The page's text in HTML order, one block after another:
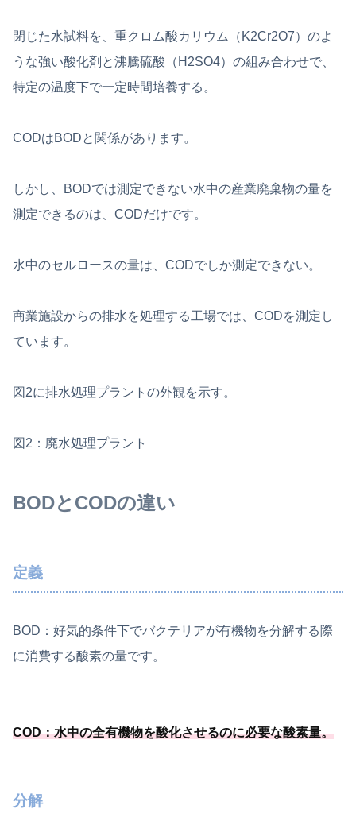
閉じた水試料を、重クロム酸カリウム（K2Cr2O7）のよ
うな強い酸化剤と沸騰硫酸（H2SO4）の組み合わせで、
特定の温度下で一定時間培養する。
CODはBODと関係があります。
しかし、BODでは測定できない水中の産業廃棄物の量を
測定できるのは、CODだけです。
水中のセルロースの量は、CODでしか測定できない。
商業施設からの排水を処理する工場では、CODを測定し
ています。
図2に排水処理プラントの外観を示す。
図2：廃水処理プラント
BODとCODの違い
定義
BOD：好気的条件下でバクテリアが有機物を分解する際
に消費する酸素の量です。
COD：水中の全有機物を酸化させるのに必要な酸素量。
分解